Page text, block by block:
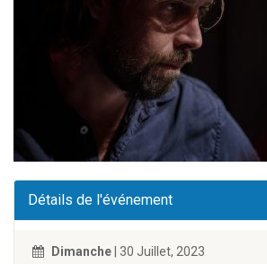
Détails de l'événement
Dimanche | 30 Juillet, 2023